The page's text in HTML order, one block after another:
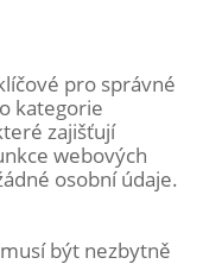
pro správné
kategorie
zajišťují
webových
osobní údaje.
být nezbytně